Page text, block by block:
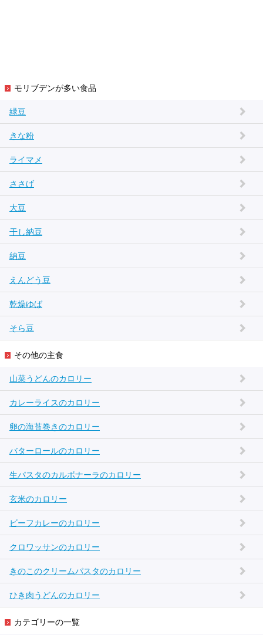
モリブデンが多い食品
緑豆
きな粉
ライマメ
ささげ
大豆
干し納豆
納豆
えんどう豆
乾燥ゆば
そら豆
その他の主食
山菜うどんのカロリー
カレーライスのカロリー
卵の海苔巻きのカロリー
バターロールのカロリー
生パスタのカルボナーラのカロリー
玄米のカロリー
ビーフカレーのカロリー
クロワッサンのカロリー
きのこのクリームパスタのカロリー
ひき肉うどんのカロリー
カテゴリーの一覧